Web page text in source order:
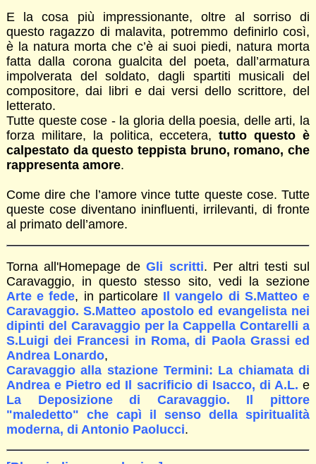
E la cosa più impressionante, oltre al sorriso di
questo ragazzo di malavita, potremmo definirlo così,
è la natura morta che c’è ai suoi piedi, natura morta
fatta dalla corona gualcita del poeta, dall’armatura
impolverata del soldato, dagli spartiti musicali del
compositore, dai libri e dai versi dello scrittore, del
letterato.
Tutte queste cose - la gloria della poesia, delle arti, la
forza militare, la politica, eccetera,tutto questo è
calpestato da questo teppista bruno, romano, che
rappresenta amore.
Come dire che l’amore vince tutte queste cose. Tutte
queste cose diventano ininfluenti, irrilevanti, di fronte
al primato dell’amore.
Torna all'Homepage deGli scritti. Per altri testi sul
Caravaggio, in questo stesso sito, vedi la sezione
Arte e fede, in particolare Il vangelo di S.Matteo e
Caravaggio. S.Matteo apostolo ed evangelista nei
dipinti del Caravaggio per la Cappella Contarelli a
S.Luigi dei Francesi in Roma, di Paola Grassi ed
Andrea Lonardo,
Caravaggio alla stazione Termini: La chiamata di
Andrea e Pietro ed Il sacrificio di Isacco, di A.L. e
La Deposizione di Caravaggio. Il pittore
"maledetto" che capì il senso della spiritualità
moderna, di Antonio Paolucci.